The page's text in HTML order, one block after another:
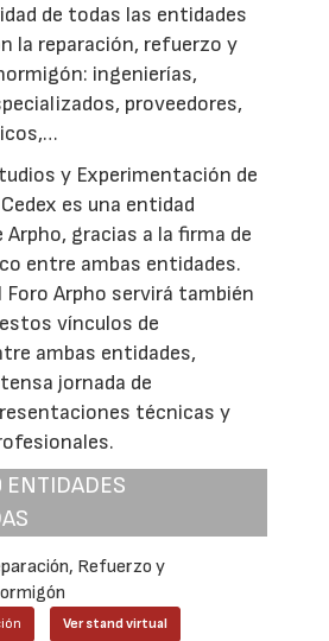
de todas las entidades
la reparación, refuerzo y
ingenierías,
proveedores,
y Experimentación de
es una entidad
Arpho, gracias a la firma de
entre ambas entidades.
Foro Arpho servirá también
vínculos de
ambas entidades,
jornada de
técnicas y
ENTIDADES
Refuerzo y
Ver stand virtual